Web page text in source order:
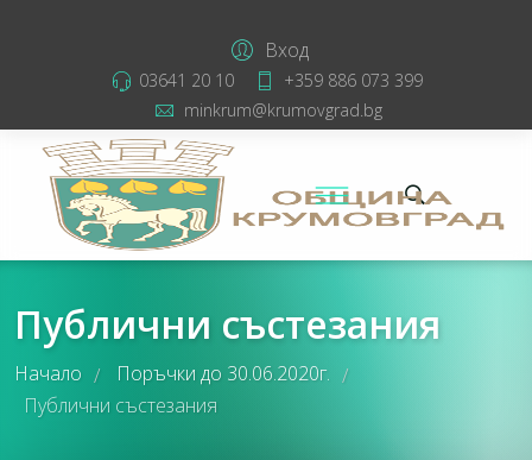
Вход
03641 20 10
+359 886 073 399
minkrum@krumovgrad.bg
Публични състезания
Начало / Поръчки до 30.06.2020г. /
Публични състезания